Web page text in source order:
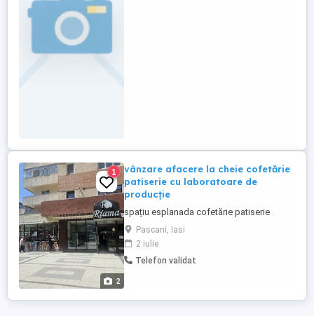
2
1
vânzare afacere la cheie cofetărie
patiserie cu laboratoare de
producție
spațiu esplanada cofetărie patiserie
Pascani, Iasi
2 iulie
Telefon validat